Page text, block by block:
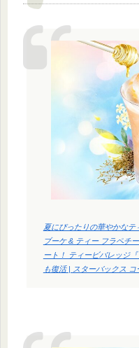
夏にぴったりの華やかな
ブーケ & ティー フラペチ
ート！ ティービバレッジ
も復活 | スターバックス